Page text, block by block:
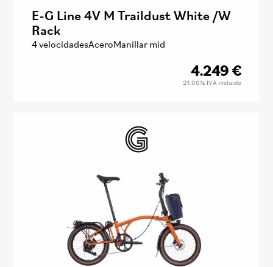
E-G Line 4V M Traildust White /W
Rack
4 velocidadesAceroManillar mid
4.249 €
21.00% IVA incluido